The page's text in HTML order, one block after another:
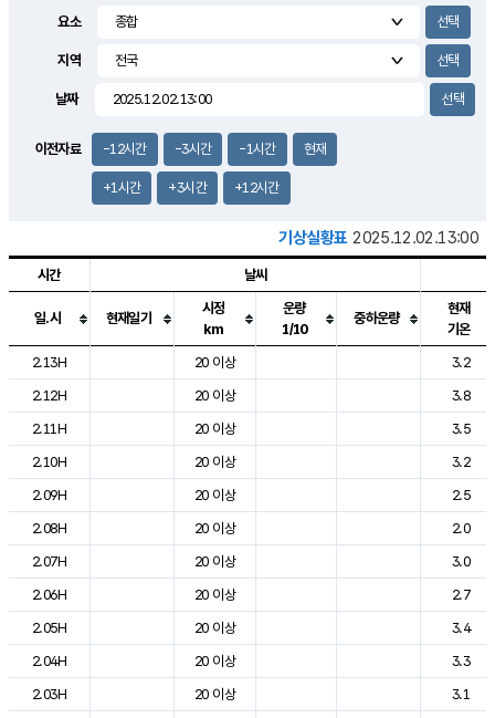
3.0m/s
요소
지역
날짜
이전자료 -12시간 -3시간 -1시간 현재
+1시간 +3시간 +12시간
기상실황표 2025.12.02.13:00
도시별 기상실황표로 지점, 날씨, 기온, 강수, 바람, 기압등을 안내한 표입
시간 날씨
일.시 현재일기
시정
km
운량
1/10
중하운량
현재
기온
2.13H
20 이상
3.2
2.12H
20 이상
3.8
2.11H
20 이상
3.5
2.10H
20 이상
3.2
2.09H
20 이상
2.5
2.08H
20 이상
2.0
2.07H
20 이상
3.0
2.06H
20 이상
2.7
2.05H
20 이상
3.4
2.04H
20 이상
3.3
2.03H
20 이상
3.1